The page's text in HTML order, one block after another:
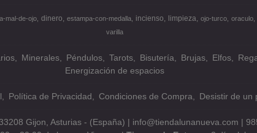
mal-de-ojo dinero estampa-con-medalla incienso limpieza ojo-turco oraculo
varilla
Minerales Péndulos Tarots Bisutería Brujas Elfos
Energización de espacios
Política de Privacidad Condiciones de Compra Desistir de un
Gijon, Asturias - (España) | info@tiendalunanueva.com |